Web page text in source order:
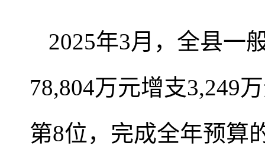
2025年3月，全县一
78,804万元增支3,249
第8位，完成全年预算